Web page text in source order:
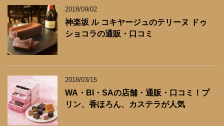
2018/09/02
神楽坂 ル コキヤージュのテリーヌ ドゥ
ショコラの通販・口コミ
2018/03/15
WA・BI・SAの店舗・通販・口コミ！プ
リン、香ほろん、カステラが人気